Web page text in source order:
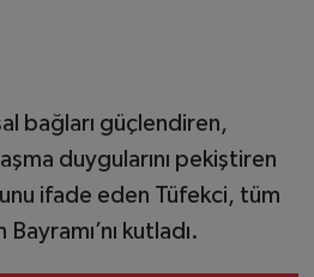
bağları güçlendiren,
duygularını pekiştiren
ifade eden Tüfekci, tüm
kutladı.